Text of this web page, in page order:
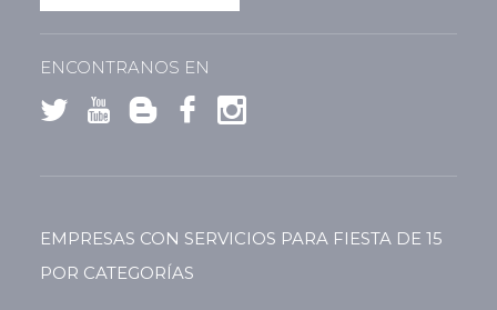
ENCONTRANOS EN
EMPRESAS CON SERVICIOS PARA FIESTA DE 15
POR CATEGORÍAS